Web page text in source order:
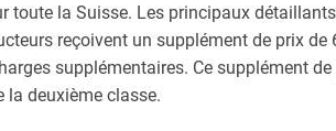
toute la Suisse. Les principaux
reçoivent un supplément de prix
supplémentaires. Ce supplément
la deuxième classe.